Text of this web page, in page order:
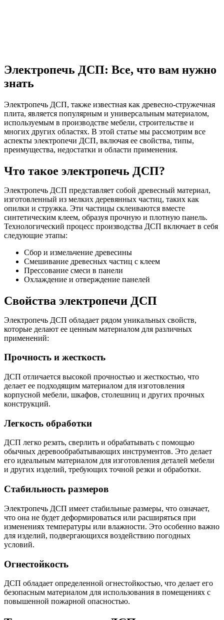
Электропечь ДСП: Все, что вам нужно
знать
Электропечь ДСП, также известная как древесно-стружечная
плита, является популярным и универсальным материалом,
используемым в производстве мебели, строительстве и
многих других областях. В этой статье мы рассмотрим все
аспекты электропечи ДСП, включая ее свойства, типы,
преимущества, недостатки и области применения.
Что такое электропечь ДСП?
Электропечь ДСП представляет собой древесный материал,
изготовленный из мелких деревянных частиц, таких как
опилки и стружка. Эти частицы склеиваются вместе
синтетическим клеем, образуя прочную и плотную панель.
Технологический процесс производства ДСП включает в себя
следующие этапы:
Сбор и измельчение древесины
Смешивание древесных частиц с клеем
Прессование смеси в панели
Охлаждение и отверждение панелей
Свойства электропечи ДСП
Электропечь ДСП обладает рядом уникальных свойств,
которые делают ее ценным материалом для различных
применений:
Прочность и жесткость
ДСП отличается высокой прочностью и жесткостью, что
делает ее подходящим материалом для изготовления
корпусной мебели, шкафов, столешниц и других прочных
конструкций.
Легкость обработки
ДСП легко резать, сверлить и обрабатывать с помощью
обычных деревообрабатывающих инструментов. Это делает
его идеальным материалом для изготовления деталей мебели
и других изделий, требующих точной резки и обработки.
Стабильность размеров
Электропечь ДСП имеет стабильные размеры, что означает,
что она не будет деформироваться или расширяться при
изменениях температуры или влажности. Это особенно важно
для изделий, подвергающихся воздействию погодных
условий.
Огнестойкость
ДСП обладает определенной огнестойкостью, что делает его
безопасным материалом для использования в помещениях с
повышенной пожарной опасностью.